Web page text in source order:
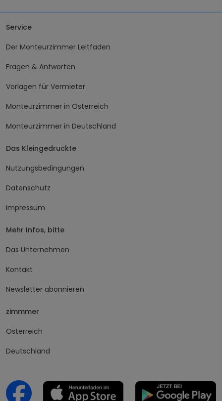
Service
Der Monteurzimmer Leitfaden
Fragen & Antworten
Vorlagen für Vermieter
Monteurzimmer in Österreich
Monteurzimmer in Deutschland
Das Kleingedruckte
Nutzungsbedingungen
Datenschutz
Impressum
Mehr Infos, bitte
Das Unternehmen
Kontakt
Newsletter abonnieren
zimmmer
Österreich
Deutschland